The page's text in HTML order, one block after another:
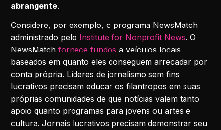
abrangente.
Considere, por exemplo, o programa NewsMatch
administrado pelo Institute for Nonprofit News. O
NewsMatchfornece fundos a veículos locais
baseados em quanto eles conseguem arrecadar por
conta própria. Líderes de jornalismo sem fins
lucrativos precisam educar os filantropos em suas
próprias comunidades de que notícias valem tanto
apoio quanto programas para jovens ou artes e
cultura. Jornais lucrativos precisam demonstrar seu